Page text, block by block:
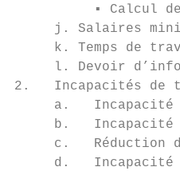
▪ Calcul
j. Salaires
k. Temps de
l. Devoir
2.
a.   Incapacité
b.   Incapacité
c.   Réduction
d.   Incapacité